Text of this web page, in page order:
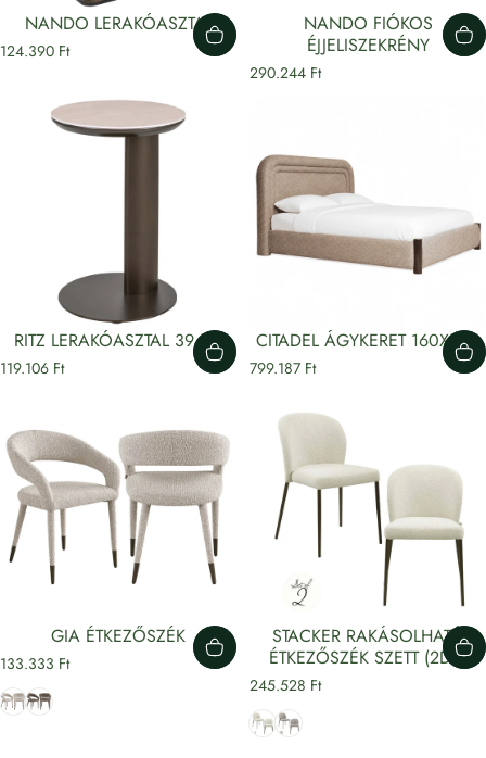
NANDO LERAKÓASZTAL
124.390 Ft
NANDO FIÓKOS
ÉJJELISZEKRÉNY
290.244 Ft
RITZ LERAKÓASZTAL 39,5Ø
119.106 Ft
CITADEL ÁGYKERET 160X200
799.187 Ft
GIA ÉTKEZŐSZÉK
133.333 Ft
BézsBarna
STACKER RAKÁSOLHATÓ
ÉTKEZŐSZÉK SZETT (2DB)
245.528 Ft
KrémBarna